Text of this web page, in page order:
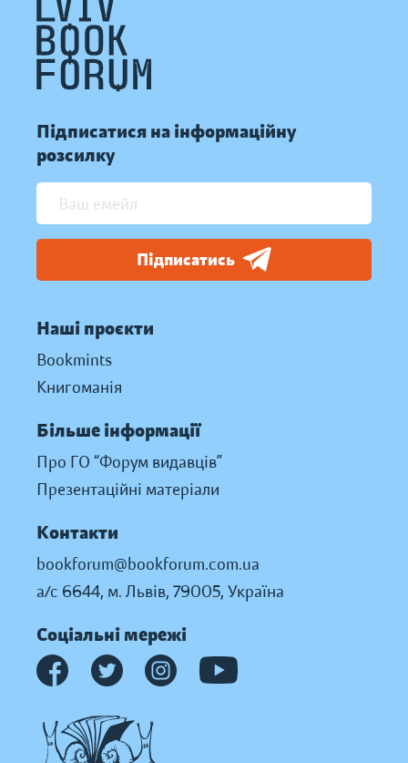
Підписатися на інформаційну
розсилку
Підписатись
Наші проєкти
Bookmints
Книгоманія
Більше інформації
Про ГО “Форум видавців”
Презентаційні матеріали
Контакти
bookforum@bookforum.com.ua
а/с 6644, м. Львів, 79005, Україна
Соціальні мережі